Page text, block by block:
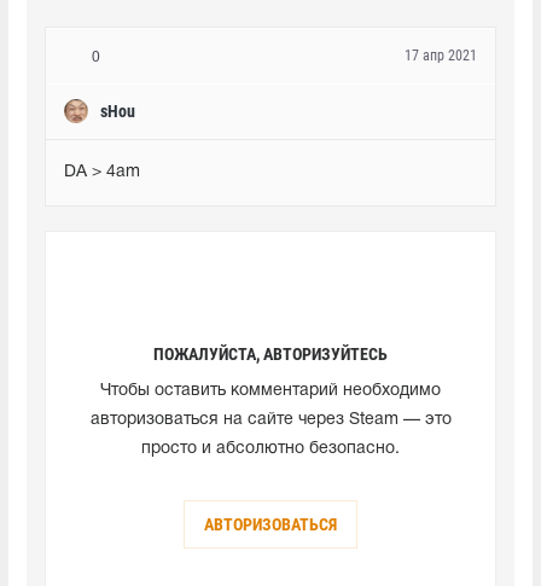
0
sHou
17 апр 2021
DA > 4am
ПОЖАЛУЙСТА, АВТОРИЗУЙТЕСЬ
Чтобы оставить комментарий необходимо
авторизоваться на сайте через Steam — это
просто и абсолютно безопасно.
АВТОРИЗОВАТЬСЯ